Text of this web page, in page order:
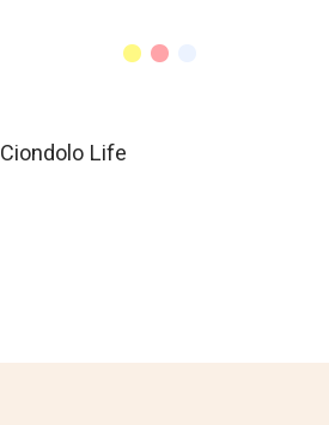
Ciondolo Life